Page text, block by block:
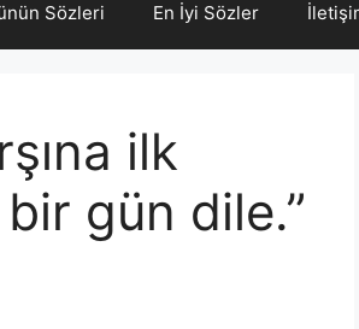
Sözleri En İyi Sözler
ilk
bir gün dile.”